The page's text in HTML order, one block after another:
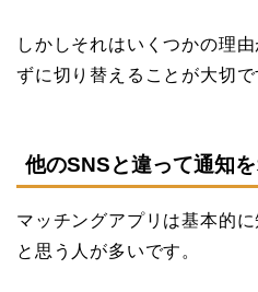
しかしそれはいくつかの理
ずに切り替えることが大切で
他のSNSと違って通知
マッチングアプリは基本的
と思う人が多いです。